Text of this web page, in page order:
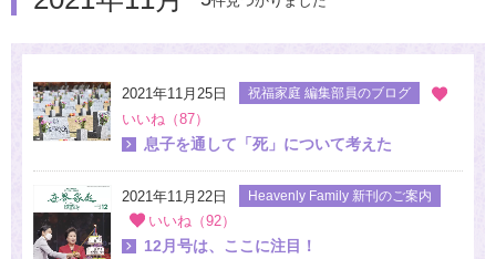
2021年11月25日 祝福家庭 編集部員のブログ
いいね（87）
息子を通して「死」について考えた
2021年11月22日 Heavenly Family 新刊のご案内
いいね（92）
12月号は、ここに注目！